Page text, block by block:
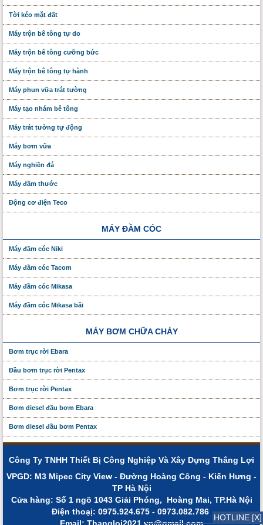
Tời kéo mặt đất
Máy trộn bê tông tự do
Máy trộn bê tông cưỡng bức
Máy trộn bê tông tự hành
Máy phun vữa trát tường
Máy tạo nhám bê tông
Máy trát tường tự động
Máy bơm vữa
Máy nghiền đá
Máy đầm thước
Động cơ điện Teco
MÁY ĐẦM CÓC
Máy đầm cóc Niki
Máy đầm cóc Tacom
Máy đầm cóc Mikasa
Máy đầm cóc Mikasa bãi
MÁY BƠM CHỮA CHÁY
Bơm trục rời Ebara
Đầu bơm trục rời Pentax
Bơm trục rời Pentax
Bơm diesel đầu bơm Ebara
Bơm diesel đầu bơm Pentax
Công Ty TNHH Thiết Bị Công Nghiệp Và Xây Dựng Thắng Lợi
VPGD: M3 Mipec City View - Đường Hoàng Công - Kiến Hưng -
TP Hà Nội
Cửa hàng: Số 1 ngõ 1043 Giải Phóng, Hoàng Mai, TP.Hà Nội
Điện thoạị: 0975.924.675 - 0973.082.786
HOTLINE [X]